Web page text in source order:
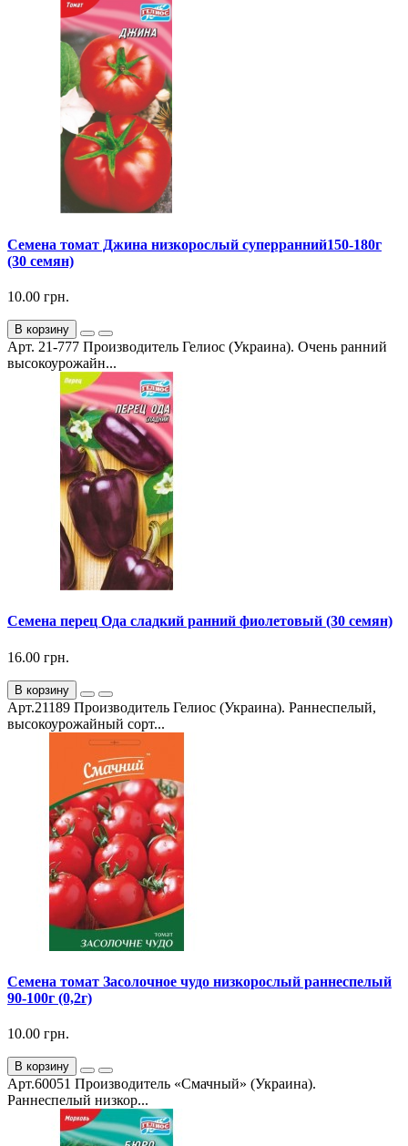
Семена томат Джина низкорослый суперранний150-180г
(30 семян)
10.00 грн.
В корзину
Арт. 21-777 Производитель Гелиос (Украина). Очень ранний
высокоурожайн...
Семена перец Ода сладкий ранний фиолетовый (30 семян)
16.00 грн.
В корзину
Арт.21189 Производитель Гелиос (Украина). Раннеспелый,
высокоурожайный сорт...
Семена томат Засолочное чудо низкорослый раннеспелый
90-100г (0,2г)
10.00 грн.
В корзину
Арт.60051 Производитель «Смачный» (Украина).
Раннеспелый низкор...